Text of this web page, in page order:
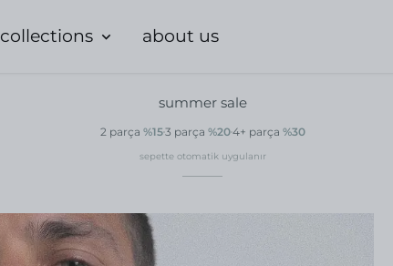
collections about us
summer sale
2 parça %153 parça %204+ parça %30
sepette otomatik uygulanır